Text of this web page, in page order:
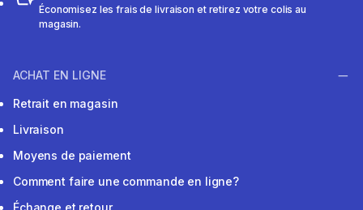
Économisez les frais de livraison et retirez votre colis au
magasin.
ACHAT EN LIGNE
Retrait en magasin
Livraison
Moyens de paiement
Comment faire une commande en ligne?
Échange et retour